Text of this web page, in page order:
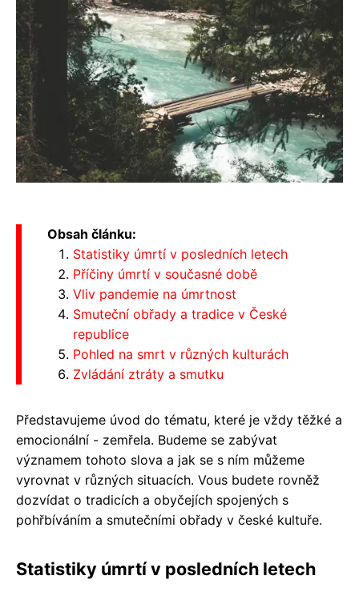
Obsah článku:
Statistiky úmrtí v posledních letech
Příčiny úmrtí v současné době
Vliv pandemie na úmrtnost
Smuteční obřady a tradice v České
republice
Pohled na smrt v různých kulturách
Zvládání ztráty a smutku
Představujeme úvod do tématu, které je vždy těžké a
emocionální - zemřela. Budeme se zabývat
významem tohoto slova a jak se s ním můžeme
vyrovnat v různých situacích. Vous budete rovněž
dozvídat o tradicích a obyčejích spojených s
pohřbíváním a smutečními obřady v české kultuře.
Statistiky úmrtí v posledních letech